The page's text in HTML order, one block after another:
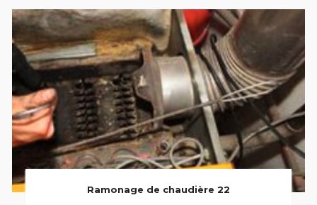
Ramonage de chaudière 22